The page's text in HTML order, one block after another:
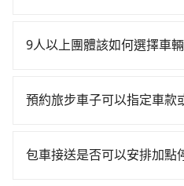
類乘坐體驗較差的車款，如
的垃圾或者撞凹的車門仍未
偏找不到停車位，對於急著
0.2%，也就是說要臨時叫到
上台東縣有些計程車司機不
到墾丁的跳表小黃可能較為
車，百分百無菸車，乘客均
保證出車的共乘服務，不用
9人以上團體該如何選擇車
9人以上之廂型車，其實屬
中型巴士或大型遊覽車。非
預約旅步車子可以指定車款
款及司機服務。但如果您有
包車接送是否可以安排加點